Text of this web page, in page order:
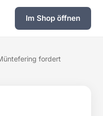
Im Shop öffnen
fordert